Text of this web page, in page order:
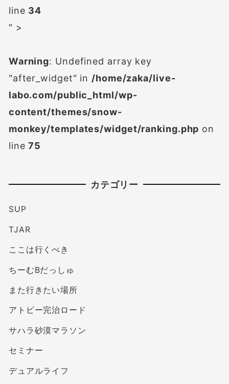
line 34
" >
Warning: Undefined array key
"after_widget" in /home/zaka/live-
labo.com/public_html/wp-
content/themes/snow-
monkey/templates/widget/ranking.php on
line75
カテゴリー
SUP
TJAR
ここは行くべき
ちーむBだっしゅ
また行きたい場所
アトピー完治ロード
サハラ砂漠マラソン
セミナー
デュアルライフ